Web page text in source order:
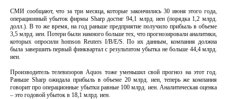
СМИ сообщают, что за три месяца, которые закончились 30 июня этого года,
операционный убыток фирмы Sharp достиг 94,1 млрд. иен (порядка 1,2 млрд.
долл.). В то же время, на год раньше предприятие получило прибыль в объеме
3,5 млрд. иен. Потери были намного больше тех, что прогнозировали аналитики,
которых опросили homson Reuters I/B/E/S. По их данным, компания должна
была завершить первый финквартал с результатом убытка не больше 44,4 млрд.
иен.
Производитель телевизоров Aquos тоже уменьшил свой прогноз на этот год.
Раньше Sharp ожидала прибыль в объеме 20 млрд. иен, теперь же компания
говорит про операционные убытки равные 100 млрд. иен. Аналитическая оценка
– это годовой убыток в 18,1 млрд. иен.